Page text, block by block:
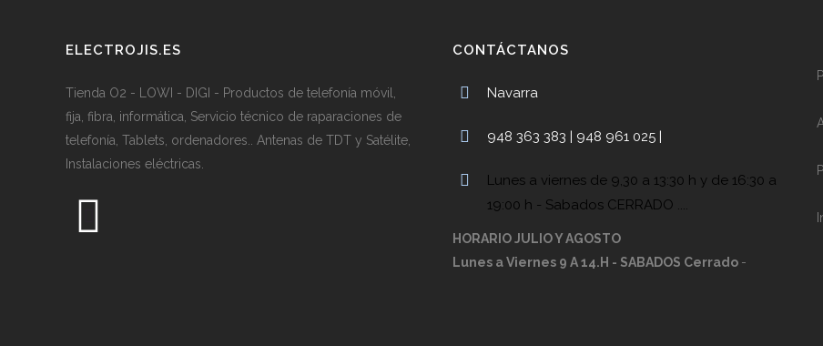
ELECTROJIS.ES
Tienda O2 - LOWI - DIGI - Productos de telefonía móvil,
fija, fibra, informática, Servicio técnico de raparaciones de
telefonía, Tablets, ordenadores.. Antenas de TDT y Satélite,
Instalaciones eléctricas.
CONTÁCTANOS
Navarra
948 363 383 | 948 961 025 |
Lunes a viernes de 9,30 a 13:30 h y de 16:30 a
19:00 h - Sabados CERRADO ....
HORARIO JULIO Y AGOSTO
Lunes a Viernes 9 A 14.H - SABADOS Cerrado -